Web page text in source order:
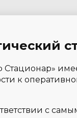
к
с